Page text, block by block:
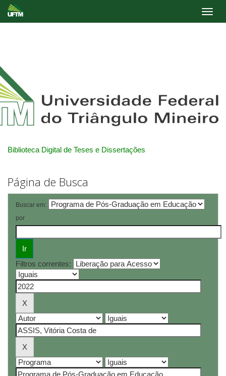
Biblioteca Digital de Teses e Dissertações
Página de Busca
Buscar em:
por
Filtros correntes: